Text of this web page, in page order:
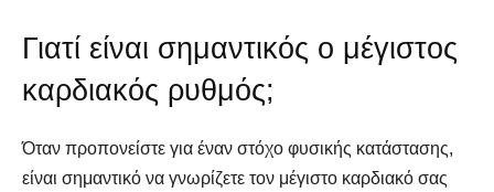
Γιατί είναι σημαντικός ο μέγιστος
καρδιακός ρυθμός;
Όταν προπονείστε για έναν στόχο φυσικής κατάστασης,
είναι σημαντικό να γνωρίζετε τον μέγιστο καρδιακό σας